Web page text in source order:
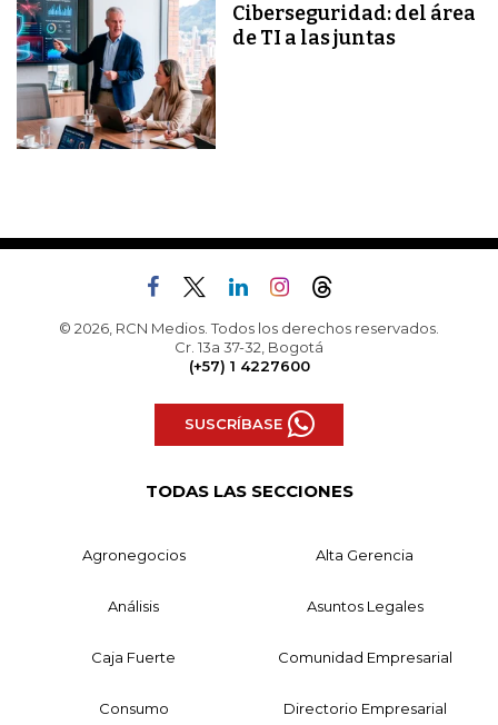
Ciberseguridad: del área
de TI a las juntas
© 2026, RCN Medios. Todos los derechos reservados.
Cr. 13a 37-32, Bogotá
(+57) 1 4227600
SUSCRÍBASE
TODAS LAS SECCIONES
Agronegocios Alta Gerencia
Análisis Asuntos Legales
Caja Fuerte Comunidad Empresarial
Consumo Directorio Empresarial